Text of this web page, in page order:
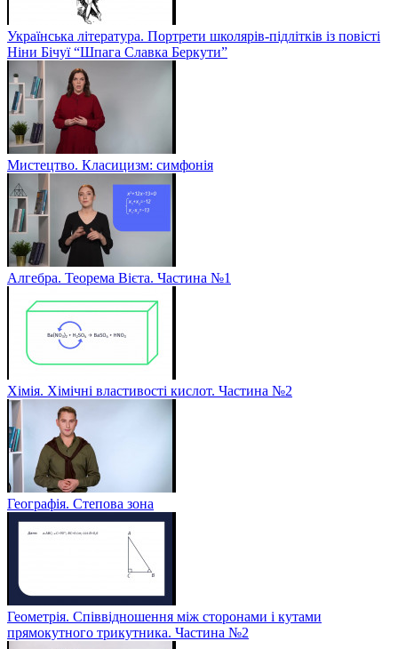
Українська література. Портрети школярів-підлітків із повісті
Ніни Бічуї “Шпага Славка Беркути”
Мистецтво. Класицизм: симфонія
Алгебра. Теорема Вієта. Частина №1
Хімія. Хімічні властивості кислот. Частина №2
Географія. Степова зона
Геометрія. Співвідношення між сторонами і кутами
прямокутного трикутника. Частина №2